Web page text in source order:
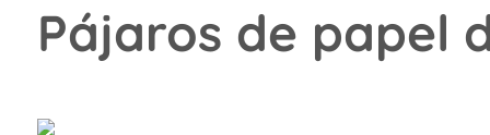
Pájaros de papel